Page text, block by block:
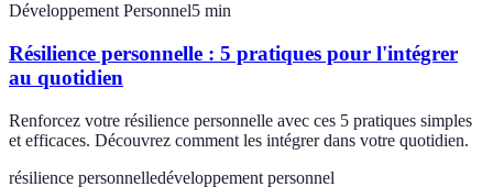
Développement Personnel5 min
Résilience personnelle : 5 pratiques pour l'intégrer
au quotidien
Renforcez votre résilience personnelle avec ces 5 pratiques simples
et efficaces. Découvrez comment les intégrer dans votre quotidien.
résilience personnelledéveloppement personnel